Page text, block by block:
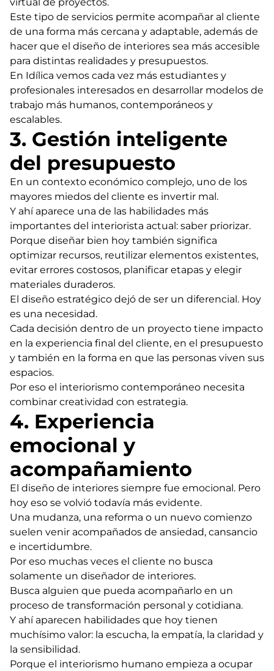
virtual de proyectos.
Este tipo de servicios permite acompañar al cliente
de una forma más cercana y adaptable, además de
hacer que el diseño de interiores sea más accesible
para distintas realidades y presupuestos.
En Idílica vemos cada vez más estudiantes y
profesionales interesados en desarrollar modelos de
trabajo más humanos, contemporáneos y
escalables.
3. Gestión inteligente
del presupuesto
En un contexto económico complejo, uno de los
mayores miedos del cliente es invertir mal.
Y ahí aparece una de las habilidades más
importantes del interiorista actual: saber priorizar.
Porque diseñar bien hoy también significa
optimizar recursos, reutilizar elementos existentes,
evitar errores costosos, planificar etapas y elegir
materiales duraderos.
El diseño estratégico dejó de ser un diferencial. Hoy
es una necesidad.
Cada decisión dentro de un proyecto tiene impacto
en la experiencia final del cliente, en el presupuesto
y también en la forma en que las personas viven sus
espacios.
Por eso el interiorismo contemporáneo necesita
combinar creatividad con estrategia.
4. Experiencia
emocional y
acompañamiento
El diseño de interiores siempre fue emocional. Pero
hoy eso se volvió todavía más evidente.
Una mudanza, una reforma o un nuevo comienzo
suelen venir acompañados de ansiedad, cansancio
e incertidumbre.
Por eso muchas veces el cliente no busca
solamente un diseñador de interiores.
Busca alguien que pueda acompañarlo en un
proceso de transformación personal y cotidiana.
Y ahí aparecen habilidades que hoy tienen
muchísimo valor: la escucha, la empatía, la claridad y
la sensibilidad.
Porque el interiorismo humano empieza a ocupar